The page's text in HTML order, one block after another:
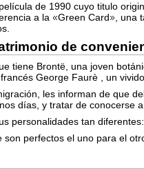
de 1990 cuyo titulo
a la
Green Card
,
de
tiene Brontë, una joven
George Faurè , un
les informan de que
días, y tratar de conocerse a
personalidades tan
perfectos el uno para el